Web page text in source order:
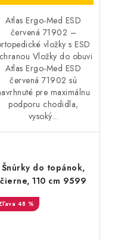
Atlas Ergo-Med ESD
červená 71902 –
vložky s ESD
Vložky do obuvi
Atlas Ergo-Med ESD
červená 71902 sú
pre maximálnu
podporu chodidla,
vysoký...
Šnúrky do topánok,
čierne, 110 cm 9599
48 %